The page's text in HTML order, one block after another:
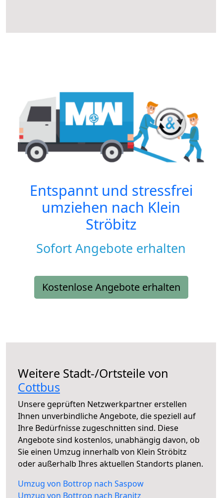
Entspannt und stressfrei
umziehen nach Klein
Ströbitz
Sofort Angebote erhalten
Kostenlose Angebote erhalten
Weitere Stadt-/Ortsteile von
Cottbus
Unsere geprüften Netzwerkpartner erstellen
Ihnen unverbindliche Angebote, die speziell auf
Ihre Bedürfnisse zugeschnitten sind. Diese
Angebote sind kostenlos, unabhängig davon, ob
Sie einen Umzug innerhalb von Klein Ströbitz
oder außerhalb Ihres aktuellen Standorts planen.
Umzug von Bottrop nach Saspow
Umzug von Bottrop nach Branitz